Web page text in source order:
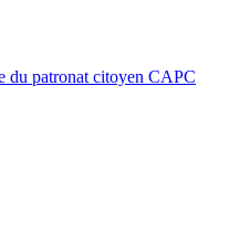
du patronat citoyen CAPC